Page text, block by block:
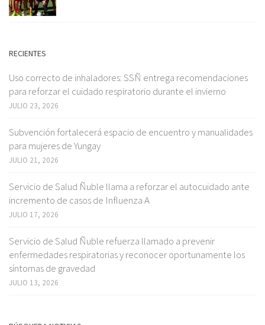
RECIENTES
Uso correcto de inhaladores: SSÑ entrega recomendaciones
para reforzar el cuidado respiratorio durante el invierno
JULIO 23, 2026
Subvención fortalecerá espacio de encuentro y manualidades
para mujeres de Yungay
JULIO 21, 2026
Servicio de Salud Ñuble llama a reforzar el autocuidado ante
incremento de casos de Influenza A
JULIO 17, 2026
Servicio de Salud Ñuble refuerza llamado a prevenir
enfermedades respiratorias y reconocer oportunamente los
síntomas de gravedad
JULIO 13, 2026